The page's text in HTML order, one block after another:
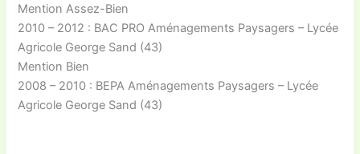
Mention Assez-Bien
2010 – 2012 : BAC PRO Aménagements Paysagers – Lycée
Agricole George Sand (43)
Mention Bien
2008 – 2010 : BEPA Aménagements Paysagers – Lycée
Agricole George Sand (43)